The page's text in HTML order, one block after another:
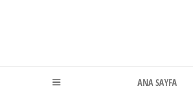
ANA SAYFA